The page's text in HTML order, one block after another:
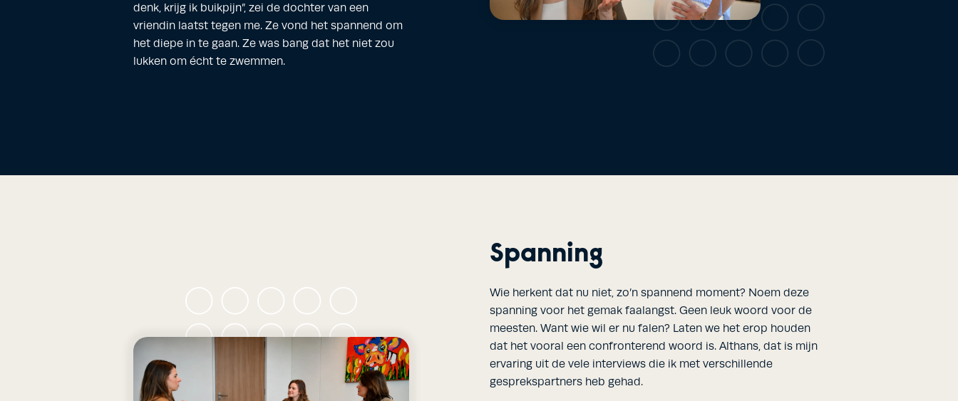
denk, krijg ik buikpijn”, zei de dochter van een
vriendin laatst tegen me. Ze vond het spannend om
het diepe in te gaan. Ze was bang dat het niet zou
lukken om écht te zwemmen.
Spanning
Wie herkent dat nu niet, zo’n spannend moment? Noem deze
spanning voor het gemak faalangst. Geen leuk woord voor de
meesten. Want wie wil er nu falen? Laten we het erop houden
dat het vooral een confronterend woord is. Althans, dat is mijn
ervaring uit de vele interviews die ik met verschillende
gesprekspartners heb gehad.